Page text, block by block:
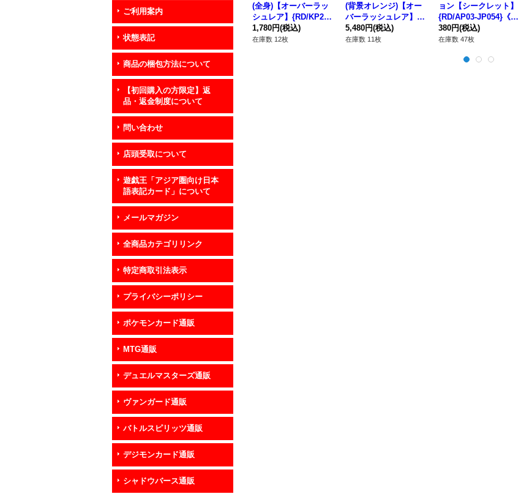
ご利用案内
状態表記
商品の梱包方法について
【初回購入の方限定】返
品・返金制度について
問い合わせ
店頭受取について
遊戯王「アジア圏向け日本
語表記カード」について
メールマガジン
全商品カテゴリリンク
特定商取引法表示
プライバシーポリシー
ポケモンカード通販
MTG通販
デュエルマスターズ通販
ヴァンガード通販
バトルスピリッツ通販
デジモンカード通販
シャドウバース通販
(全身)【オーバーラッ
シュレア】{RD/KP25-
JP063}《RD罠》
1,780円(税込)
在庫数 12枚
(背景オレンジ)【オー
バーラッシュレア】{R
D/KP25-JP037}《RD
モンスター》
5,480円(税込)
在庫数 11枚
ョン【シークレット】
{RD/AP03-JP054}《R
D魔法》
380円(税込)
在庫数 47枚